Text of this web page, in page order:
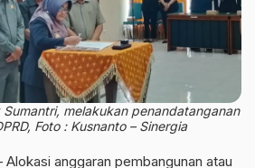
melakukan penandatanganan
Foto : Kusnanto – Sinergia
Alokasi anggaran pembangunan atau